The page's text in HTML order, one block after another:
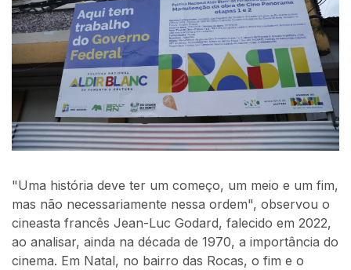
"Uma história deve ter um começo, um meio e um fim,
mas não necessariamente nessa ordem", observou o
cineasta francês Jean-Luc Godard, falecido em 2022,
ao analisar, ainda na década de 1970, a importância do
cinema. Em Natal, no bairro das Rocas, o fim e o